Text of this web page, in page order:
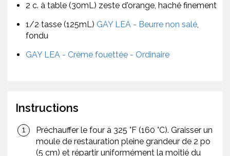
2 c. à table (30mL) zeste d'orange, haché finement
1/2 tasse (125mL) GAY LEA - Beurre non salé,
fondu
GAY LEA - Crème fouettée - Ordinaire
Instructions
Préchauffer le four à 325 °F (160 °C). Graisser un
moule de restauration pleine grandeur de 2 po
(5 cm) et répartir uniformément la moitié du